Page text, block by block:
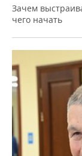
Зачем
чего начать